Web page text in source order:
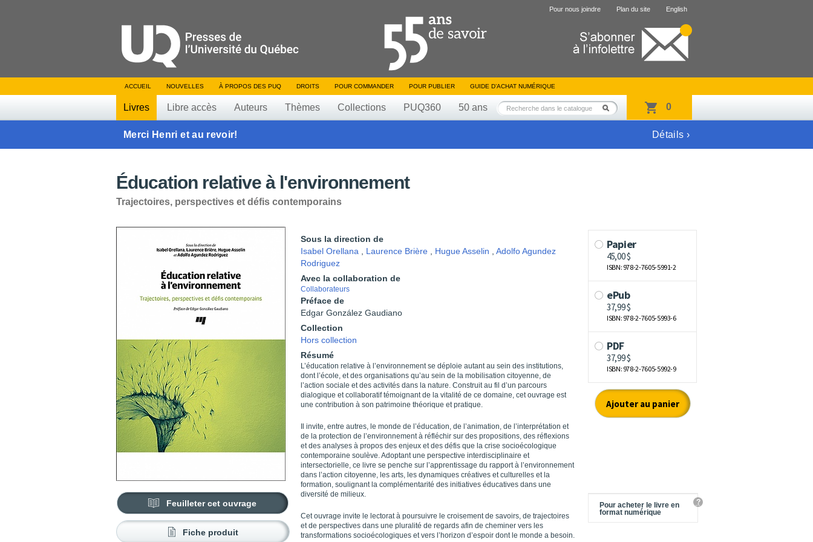
Pour nous joindre Plan du site English
ACCUEIL NOUVELLES À PROPOS DES PUQ DROITS POUR COMMANDER POUR PUBLIER GUIDE D’ACHAT NUMÉRIQUE
Livres Libre accès Auteurs Thèmes Collections PUQ360 50 ans 0
Merci Henri et au revoir! Détails ›
Éducation relative à l'environnement
Trajectoires, perspectives et défis contemporains
Feuilleter cet ouvrage
Fiche produit
Sous la direction de
Isabel Orellana
Laurence Brière Hugue Asselin
Adolfo Agundez
Rodriguez
Avec la collaboration de
Collaborateurs
Préface de
Edgar González Gaudiano
Collection
Hors collection
Résumé
L’éducation relative à l’environnement se déploie autant au sein des institutions,
dont l’école, et des organisations qu’au sein de la mobilisation citoyenne, de
l’action sociale et des activités dans la nature. Construit au fil d’un parcours
dialogique et collaboratif témoignant de la vitalité de ce domaine, cet ouvrage est
une contribution à son patrimoine théorique et pratique.
Il invite, entre autres, le monde de l’éducation, de l’animation, de l’interprétation et
de la protection de l’environnement à réfléchir sur des propositions, des réflexions
et des analyses à propos des enjeux et des défis que la crise socioécologique
contemporaine soulève. Adoptant une perspective interdisciplinaire et
intersectorielle, ce livre se penche sur l’apprentissage du rapport à l’environnement
dans l’action citoyenne, les arts, les dynamiques créatives et culturelles et la
formation, soulignant la complémentarité des initiatives éducatives dans une
diversité de milieux.
Cet ouvrage invite le lectorat à poursuivre le croisement de savoirs, de trajectoires
et de perspectives dans une pluralité de regards afin de cheminer vers les
transformations socioécologiques et vers l’horizon d’espoir dont le monde a besoin.
Pour acheter le livre en
format numérique
?